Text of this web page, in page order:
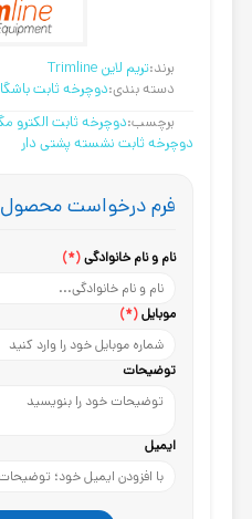
برند:تریم لاین Trimline
دسته بندی:دوچرخه ثابت
برچسب:دوچرخه ثابت الکترو
دوچرخه ثابت نشسته پشتی دار
فرم درخواست محصول
نام و نام خانوادگی(*)
موبایل(*)
توضیحات
ایمیل